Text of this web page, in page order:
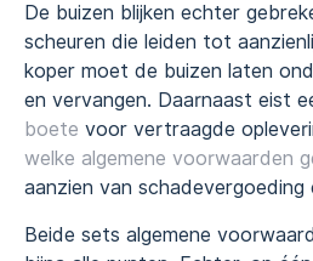
De buizen blijken echter
scheuren die leiden tot
koper moet de buizen laten
en vervangen. Daarnaast eist
boete voor vertraagde
welke algemene voorwaarden
aanzien van schadevergoeding
Beide sets algemene